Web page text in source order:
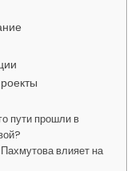
пути прошли в
влияет на